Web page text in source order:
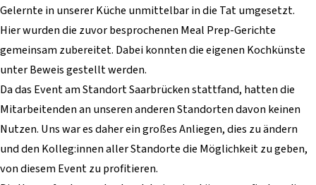
Gelernte in unserer Küche unmittelbar in die Tat umgesetzt.
Hier wurden die zuvor besprochenen Meal Prep-Gerichte
gemeinsam zubereitet. Dabei konnten die eigenen Kochkünste
unter Beweis gestellt werden.
Da das Event am Standort Saarbrücken stattfand, hatten die
Mitarbeitenden an unseren anderen Standorten davon keinen
Nutzen. Uns war es daher ein großes Anliegen, dies zu ändern
und den Kolleg:innen aller Standorte die Möglichkeit zu geben,
von diesem Event zu profitieren.